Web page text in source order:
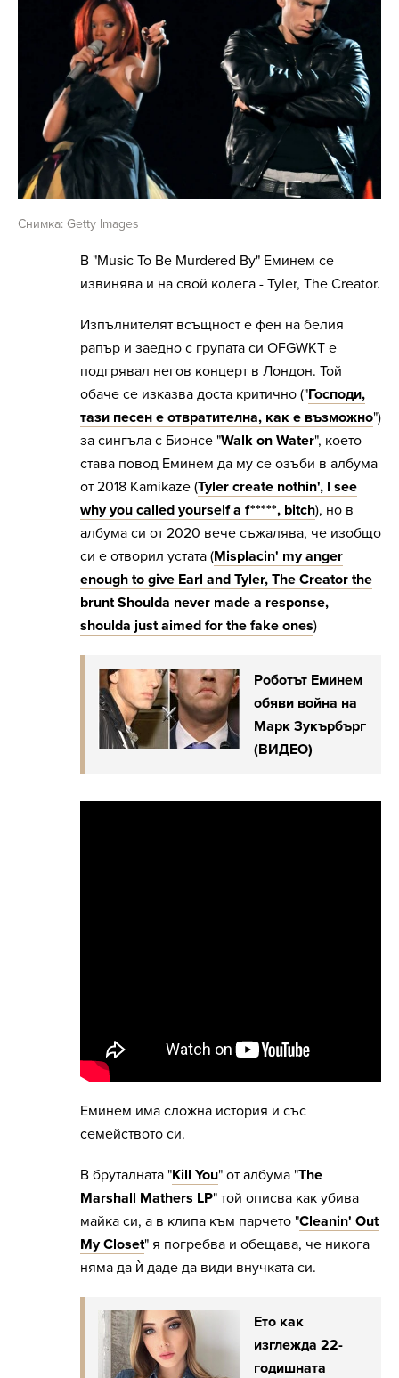
Снимка: Getty Images
В "Music To Be Murdered By" Еминем се
извинява и на свой колега - Tyler, The Creator.
Изпълнителят всъщност е фен на белия
рапър и заедно с групата си OFGWKT е
подгрявал негов концерт в Лондон. Той
обаче се изказва доста критично ("Господи,
тази песен е отвратителна, как е възможно")
за сингъла с Бионсе "Walk on Water", което
става повод Еминем да му се озъби в албума
от 2018 Kamikaze (Tyler create nothin', I see
why you called yourself a f*****, bitch), но в
албума си от 2020 вече съжалява, че изобщо
си е отворил устата (Misplacin' my anger
enough to give Earl and Tyler, The Creator the
brunt Shoulda never made a response,
shoulda just aimed for the fake ones)
Роботът Еминем
обяви война на
Марк Зукърбърг
(ВИДЕО)
Еминем има сложна история и със
семейството си.
В бруталната "Kill You" от албума "The
Marshall Mathers LP" той описва как убива
майка си, а в клипа към парчето "Cleanin' Out
My Closet" я погребва и обещава, че никога
няма да ѝ даде да види внучкaтa си.
Ето как
изглежда 22-
годишната